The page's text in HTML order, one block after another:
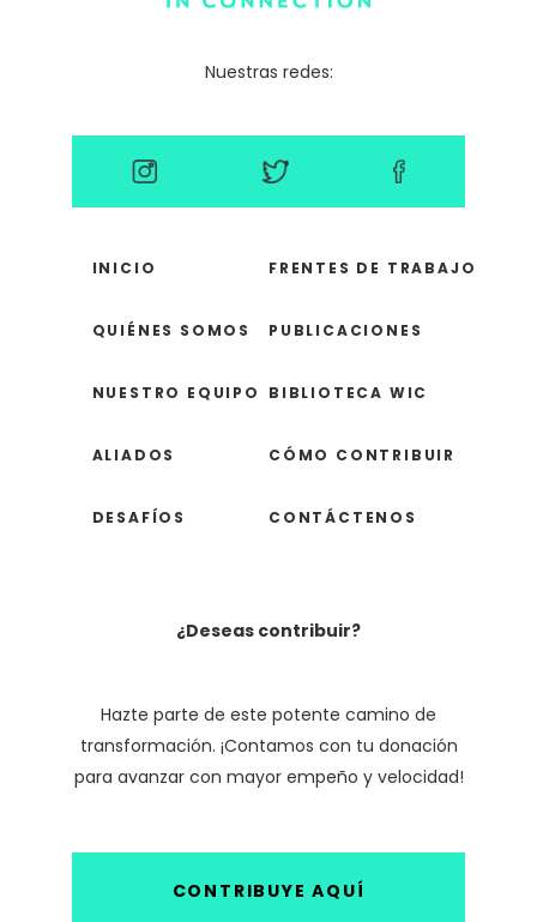
Nuestras redes:
INICIO
QUIÉNES SOMOS
NUESTRO EQUIPO
ALIADOS
DESAFÍOS
FRENTES DE TRABAJO
PUBLICACIONES
BIBLIOTECA WIC
CÓMO CONTRIBUIR
CONTÁCTENOS
¿Deseas contribuir?
Hazte parte de este potente camino de
transformación. ¡Contamos con tu donación
para avanzar con mayor empeño y velocidad!
CONTRIBUYE AQUÍ